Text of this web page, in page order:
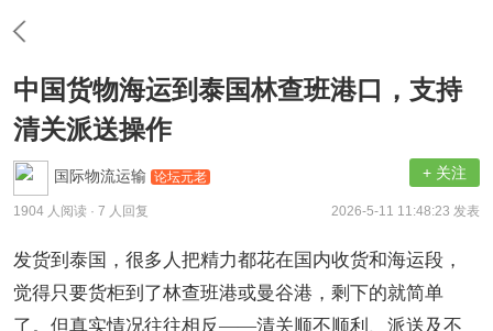
中国货物海运到泰国林查班港口，支持
清关派送操作
国际物流运输 论坛元老 + 关注
1904 人阅读 · 7 人回复 2026-5-11 11:48:23 发表
发货到泰国，很多人把精力都花在国内收货和海运段，
觉得只要货柜到了林查班港或曼谷港，剩下的就简单
了。但真实情况往往相反——清关顺不顺利、派送及不